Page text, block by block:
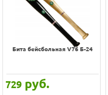
Бита бейсбольная V76 Б-24
729 руб.